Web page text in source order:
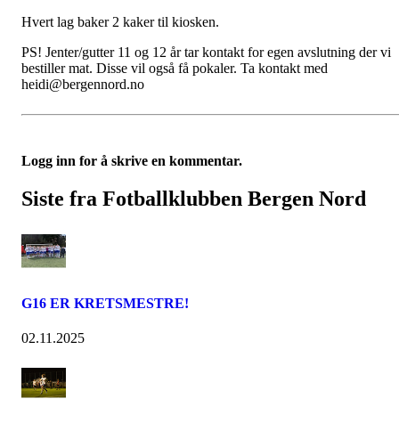
Hvert lag baker 2 kaker til kiosken.
PS! Jenter/gutter 11 og 12 år tar kontakt for egen avslutning der vi
bestiller mat. Disse vil også få pokaler. Ta kontakt med
heidi@bergennord.no
Logg inn for å skrive en kommentar.
Siste fra Fotballklubben Bergen Nord
G16 ER KRETSMESTRE!
02.11.2025